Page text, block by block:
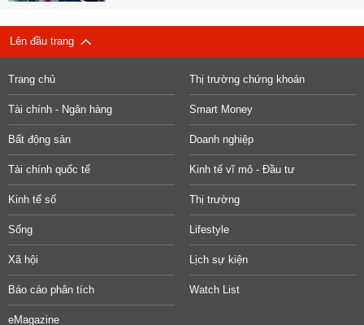
Lên đầu trang
Trang chủ Thị trường chứng khoán
Tài chính - Ngân hàng Smart Money
Bất động sản Doanh nghiệp
Tài chính quốc tế Kinh tế vĩ mô - Đầu tư
Kinh tế số Thị trường
Sống Lifestyle
Xã hội Lịch sự kiện
Báo cáo phân tích Watch List
eMagazine